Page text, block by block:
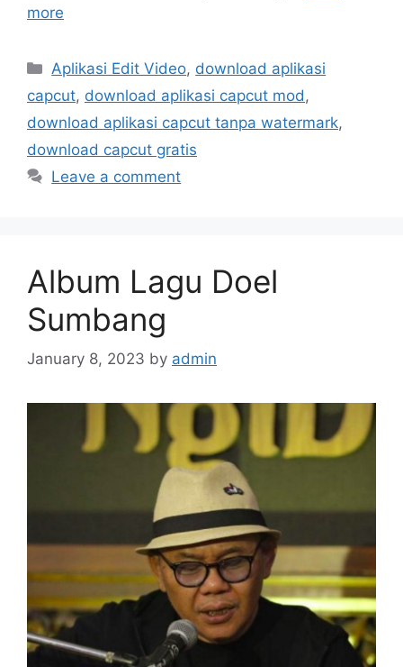
more
Categories
Aplikasi Edit Video, download aplikasi
capcut, download aplikasi capcut mod ,
download aplikasi capcut tanpa watermark,
download capcut gratis
Leave a comment
Album Lagu Doel
Sumbang
January 8, 2023 by admin